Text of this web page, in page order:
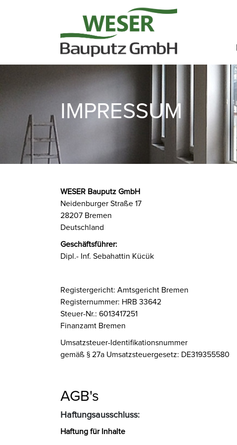
IMPRESSUM
WESER Bauputz GmbH
Neidenburger Straße 17
28207 Bremen
Deutschland
Geschäftsführer:
Dipl.- Inf. Sebahattin Kücük
Registergericht: Amtsgericht Bremen
Registernummer: HRB 33642
Steuer-Nr.: 6013417251
Finanzamt Bremen
Umsatzsteuer-Identifikationsnummer
gemäß § 27a Umsatzsteuergesetz: DE319355580
AGB's
Haftungsausschluss:
Haftung für Inhalte